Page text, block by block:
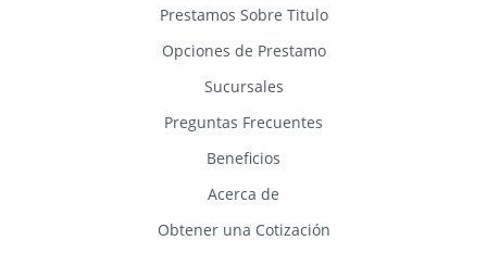
Prestamos Sobre Titulo
Opciones de Prestamo
Sucursales
Preguntas Frecuentes
Beneficios
Acerca de
Obtener una Cotización